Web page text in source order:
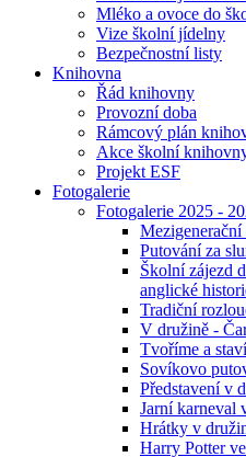
Mléko a ovoce do
Vize školní jídelny
Bezpečnostní listy
Knihovna
Řád knihovny
Provozní doba
Rámcový plán
Akce školní
Projekt ESF
Fotogalerie
Fotogalerie 2025 -
Mezigenerační
Putování za
Školní zájezd
anglické
Tradiční
V družině -
Tvoříme a
Sovíkovo
Představení v
Jarní karneval
Hrátky v
Harry Potter